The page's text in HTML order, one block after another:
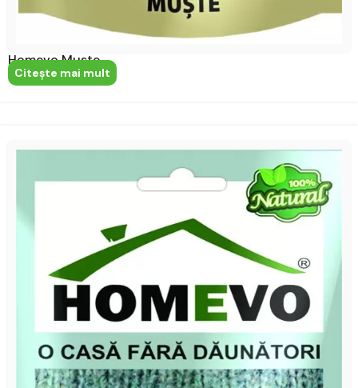
Homevo Muste
Citeşte mai mult